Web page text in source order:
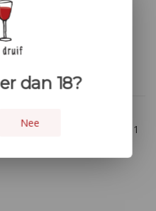
gevonden!...
1
dan 18?
Nee